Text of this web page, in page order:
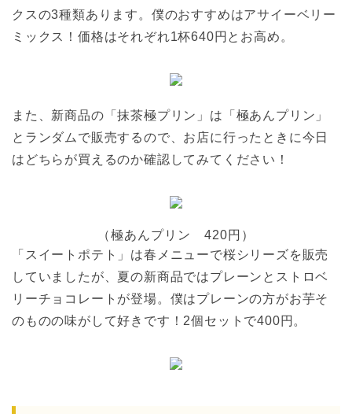
クスの3種類あります。僕のおすすめはアサイーベリー
ミックス！価格はそれぞれ1杯640円とお高め。
また、新商品の「抹茶極プリン」は「極あんプリン」
とランダムで販売するので、お店に行ったときに今日
はどちらが買えるのか確認してみてください！
（極あんプリン 420円）
「スイートポテト」は春メニューで桜シリーズを販売
していましたが、夏の新商品ではプレーンとストロベ
リーチョコレートが登場。僕はプレーンの方がお芋そ
のものの味がして好きです！2個セットで400円。